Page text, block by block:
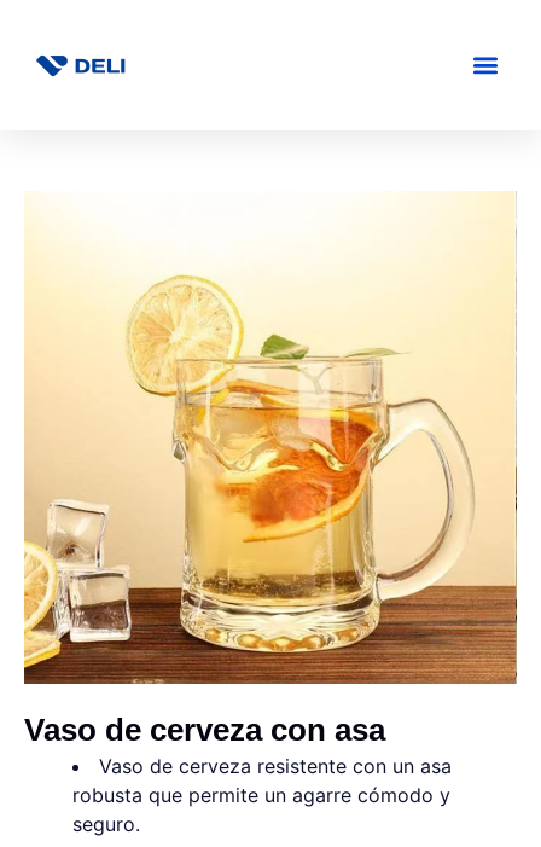
Vaso de cerveza con asa
Vaso de cerveza resistente con un asa
robusta que permite un agarre cómodo y
seguro.